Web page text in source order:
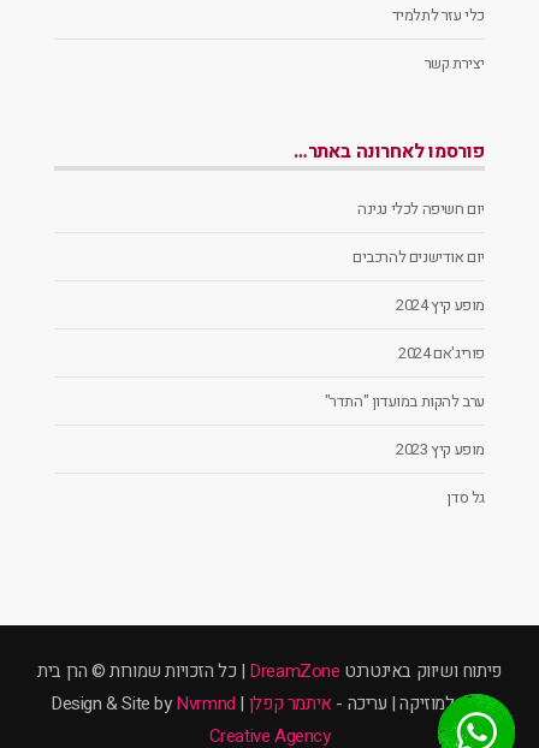
כלי עזר לתלמיד
יצירת קשר
פורסמו לאחרונה באתר…
יום חשיפה לכלי נגינה
יום אודישנים להרכבים
מופע קיץ 2024
פוריג'אם 2024
ערב להקות במועדון "התדר"
מופע קיץ 2023
גל סדן
פיתוח ושיווק באינטרנט DreamZone | כל הזכויות שמורות © הרן בית
ספר למוזיקה | עריכה - איתמר קפלן | Design & Site by
Nvrmnd
Creative Agency